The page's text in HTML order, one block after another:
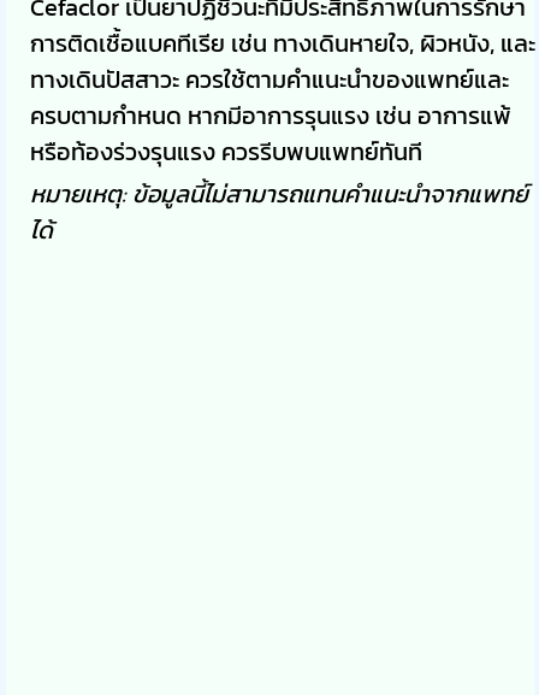
การติดเชื้อแบคทีเรีย เช่น ทางเดินหายใจ, ผิวหนัง, และ
ทางเดินปัสสาวะ ควรใช้ตามคำแนะนำของแพทย์และ
ครบตามกำหนด หากมีอาการรุนแรง เช่น อาการแพ้
หรือท้องร่วงรุนแรง ควรรีบพบแพทย์ทันที
หมายเหตุ: ข้อมูลนี้ไม่สามารถแทนคำแนะนำจากแพทย์
ได้